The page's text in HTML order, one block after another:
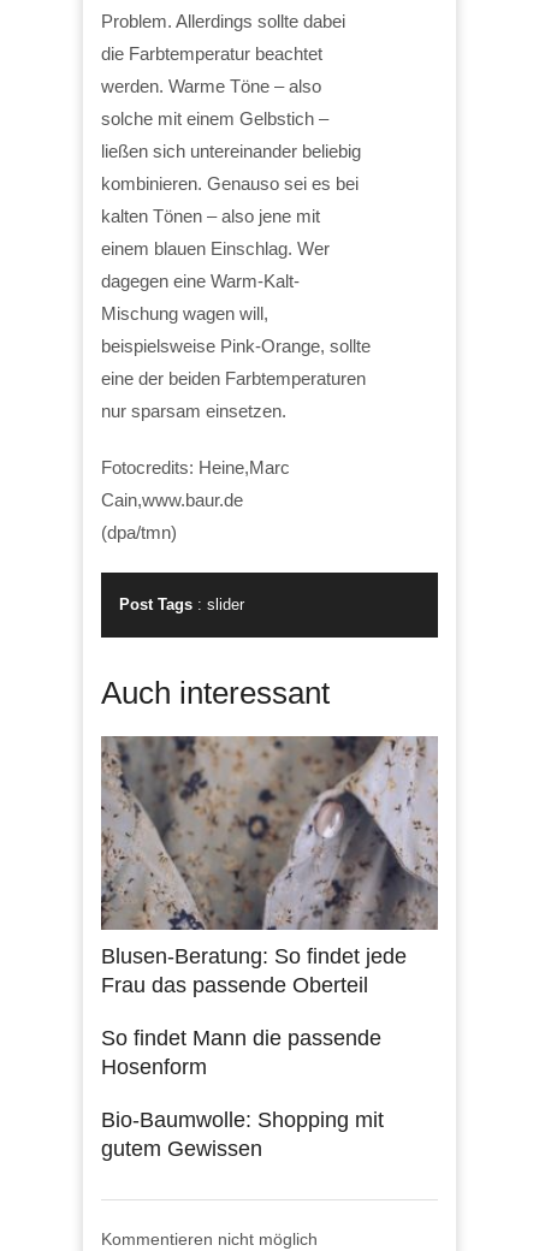
Problem. Allerdings sollte dabei
die Farbtemperatur beachtet
werden. Warme Töne – also
solche mit einem Gelbstich –
ließen sich untereinander beliebig
kombinieren. Genauso sei es bei
kalten Tönen – also jene mit
einem blauen Einschlag. Wer
dagegen eine Warm-Kalt-
Mischung wagen will,
beispielsweise Pink-Orange, sollte
eine der beiden Farbtemperaturen
nur sparsam einsetzen.
Fotocredits: Heine,Marc
Cain,www.baur.de
(dpa/tmn)
Post Tags : slider
Auch interessant
Blusen-Beratung: So findet jede
Frau das passende Oberteil
So findet Mann die passende
Hosenform
Bio-Baumwolle: Shopping mit
gutem Gewissen
Kommentieren nicht möglich